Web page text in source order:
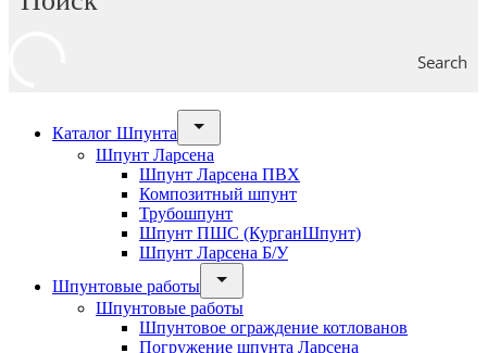
Search
Каталог Шпунта
Шпунт Ларсена
Шпунт Ларсена ПВХ
Композитный шпунт
Трубошпунт
Шпунт ПШС (КурганШпунт)
Шпунт Ларсена Б/У
Шпунтовые работы
Шпунтовые работы
Шпунтовое ограждение котлованов
Погружение шпунта Ларсена